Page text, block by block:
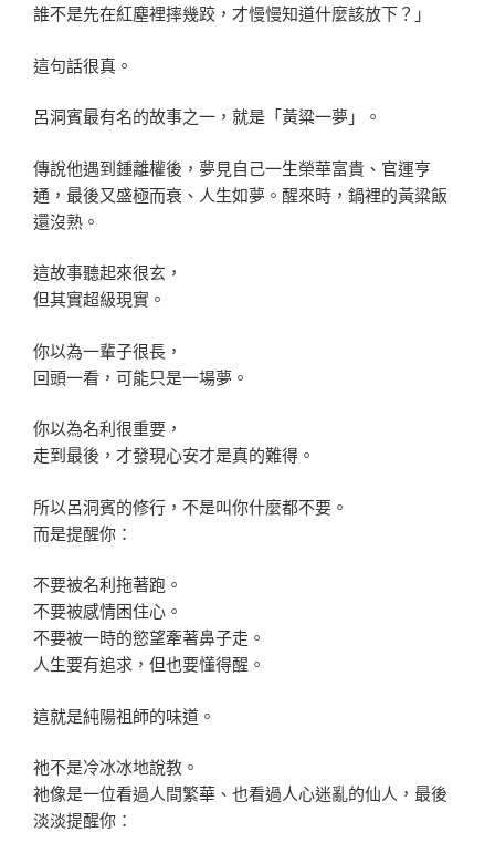
誰不是先在紅塵裡摔幾跤，才慢慢知道什麼該放下？」
這句話很真。
呂洞賓最有名的故事之一，就是「黃粱一夢」。
傳說他遇到鍾離權後，夢見自己一生榮華富貴、官運亨
通，最後又盛極而衰、人生如夢。醒來時，鍋裡的黃粱飯
還沒熟。
這故事聽起來很玄，
但其實超級現實。
你以為一輩子很長，
回頭一看，可能只是一場夢。
你以為名利很重要，
走到最後，才發現心安才是真的難得。
所以呂洞賓的修行，不是叫你什麼都不要。
而是提醒你：
不要被名利拖著跑。
不要被感情困住心。
不要被一時的慾望牽著鼻子走。
人生要有追求，但也要懂得醒。
這就是純陽祖師的味道。
祂不是冷冰冰地說教。
祂像是一位看過人間繁華、也看過人心迷亂的仙人，最後
淡淡提醒你：